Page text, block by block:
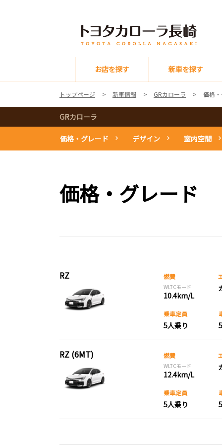
お店を探す 新車を探す
トップページ 新車情報 GRカローラ 価格
GRカローラ
価格・グレード デザイン 室内空間
価格・グレード
RZ 燃費
WLTCモード
10.4km/L
乗車定員
5人乗り
RZ (6MT) 燃費
WLTCモード
12.4km/L
乗車定員
5人乗り